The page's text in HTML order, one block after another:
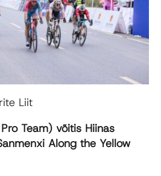
Liit
Team) võitis Hiinas
Along the Yellow